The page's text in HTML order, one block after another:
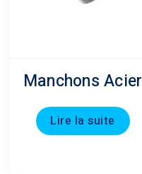
Manchons Acier
Lire la suite